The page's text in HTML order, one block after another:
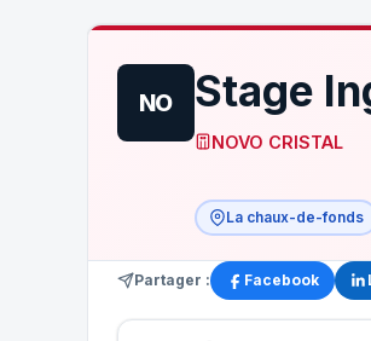
NO Stage
NOVO CRISTAL
La chaux-de-fonds
Partager : Facebook